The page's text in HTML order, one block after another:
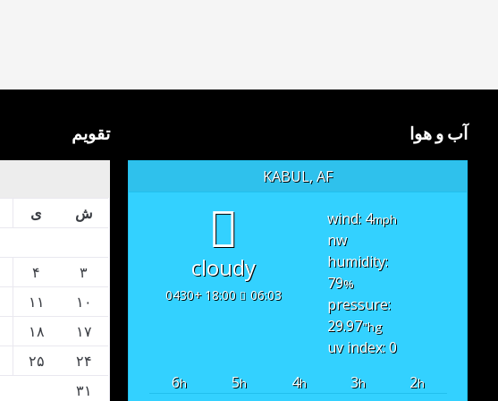
آب و هوا
KABUL, AF
cloudy
06:03
18:00 +0430
wind: 4mph
nw
humidity:
79%
pressure:
29.97"hg
uv index: 0
2h
3h
4h
5h
6h
تقویم
ش
ی
۳
۴
۱۰
۱۱
۱۷
۱۸
۲۴
۲۵
۳۱